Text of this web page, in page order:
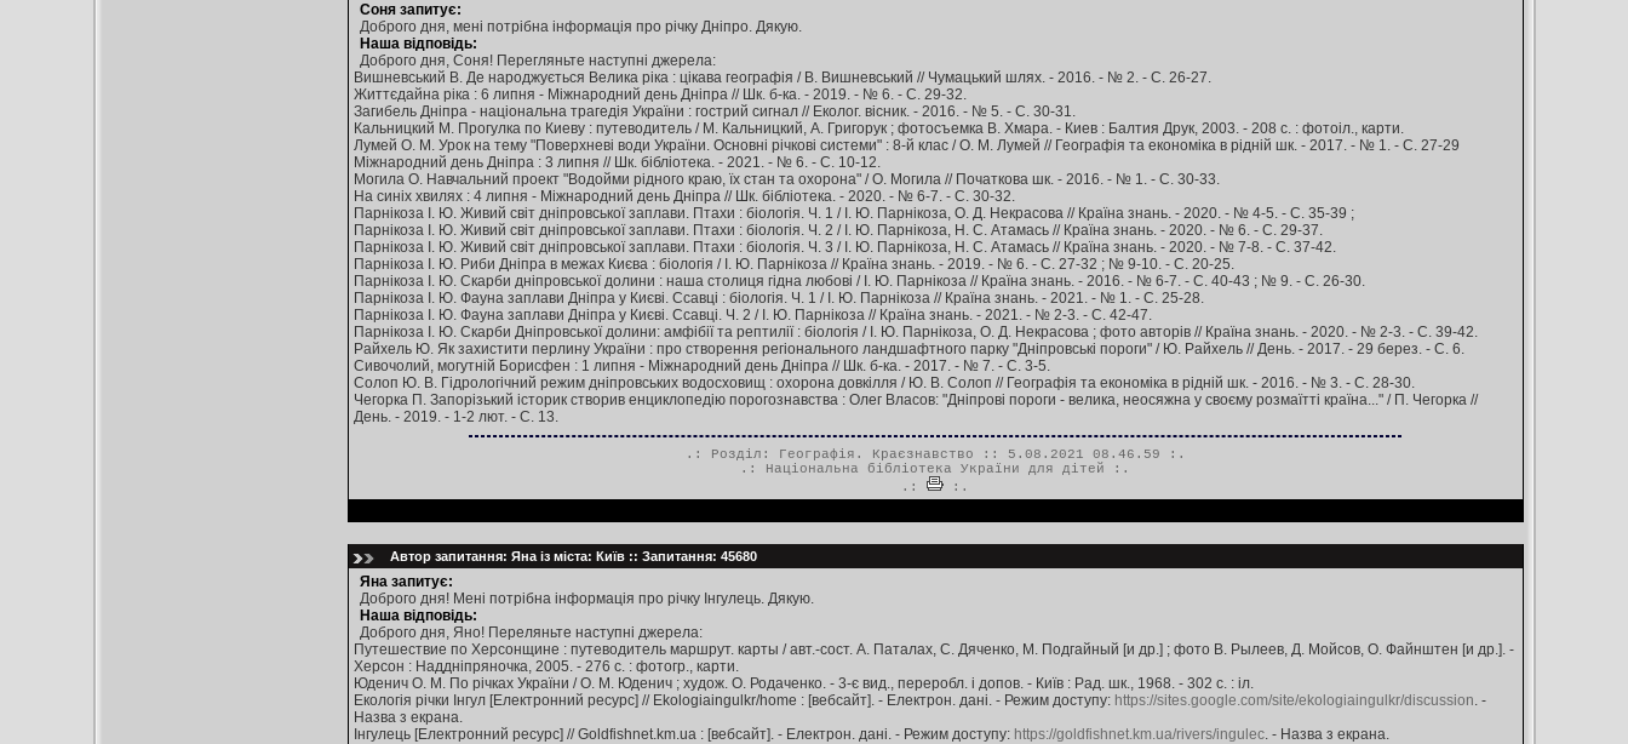
Соня запитує:
Доброго дня, мені потрібна інформація про річку Дніпро. Дякую.
Наша відповідь:
Доброго дня, Соня! Перегляньте наступні джерела:
Вишневський В. Де народжується Велика ріка : цікава географія / В. Вишневський // Чумацький шлях. - 2016. - № 2. - С. 26-27.
Життєдайна ріка : 6 липня - Міжнародний день Дніпра // Шк. б-ка. - 2019. - № 6. - С. 29-32.
Загибель Дніпра - національна трагедія України : гострий сигнал // Еколог. вісник. - 2016. - № 5. - С. 30-31.
Кальницкий М. Прогулка по Киеву : путеводитель / М. Кальницкий, А. Григорук ; фотосъемка В. Хмара. - Киев : Балтия Друк, 2003. - 208 c. : фотоіл., карти.
Лумей О. М. Урок на тему "Поверхневі води України. Основні річкові системи" : 8-й клас / О. М. Лумей // Географія та економіка в рідній шк. - 2017. - № 1. - С. 27-29
Міжнародний день Дніпра : 3 липня // Шк. бібліотека. - 2021. - № 6. - С. 10-12.
Могила О. Навчальний проект "Водойми рідного краю, їх стан та охорона" / О. Могила // Початкова шк. - 2016. - № 1. - С. 30-33.
На синіх хвилях : 4 липня - Міжнародний день Дніпра // Шк. бібліотека. - 2020. - № 6-7. - С. 30-32.
Парнікоза І. Ю. Живий світ дніпровської заплави. Птахи : біологія. Ч. 1 / І. Ю. Парнікоза, О. Д. Некрасова // Країна знань. - 2020. - № 4-5. - С. 35-39 ;
Парнікоза І. Ю. Живий світ дніпровської заплави. Птахи : біологія. Ч. 2 / І. Ю. Парнікоза, Н. С. Атамась // Країна знань. - 2020. - № 6. - С. 29-37.
Парнікоза І. Ю. Живий світ дніпровської заплави. Птахи : біологія. Ч. 3 / І. Ю. Парнікоза, Н. С. Атамась // Країна знань. - 2020. - № 7-8. - С. 37-42.
Парнікоза І. Ю. Риби Дніпра в межах Києва : біологія / І. Ю. Парнікоза // Країна знань. - 2019. - № 6. - С. 27-32 ; № 9-10. - С. 20-25.
Парнікоза І. Ю. Скарби дніпровської долини : наша столиця гідна любові / І. Ю. Парнікоза // Країна знань. - 2016. - № 6-7. - С. 40-43 ; № 9. - С. 26-30.
Парнікоза І. Ю. Фауна заплави Дніпра у Києві. Ссавці : біологія. Ч. 1 / І. Ю. Парнікоза // Країна знань. - 2021. - № 1. - С. 25-28.
Парнікоза І. Ю. Фауна заплави Дніпра у Києві. Ссавці. Ч. 2 / І. Ю. Парнікоза // Країна знань. - 2021. - № 2-3. - С. 42-47.
Парнікоза І. Ю. Скарби Дніпровської долини: амфібії та рептилії : біологія / І. Ю. Парнікоза, О. Д. Некрасова ; фото авторів // Країна знань. - 2020. - № 2-3. - С. 39-42.
Райхель Ю. Як захистити перлину України : про створення регіонального ландшафтного парку "Дніпровські пороги" / Ю. Райхель // День. - 2017. - 29 берез. - С. 6.
Сивочолий, могутній Борисфен : 1 липня - Міжнародний день Дніпра // Шк. б-ка. - 2017. - № 7. - С. 3-5.
Солоп Ю. В. Гідрологічний режим дніпровських водосховищ : охорона довкілля / Ю. В. Солоп // Географія та економіка в рідній шк. - 2016. - № 3. - С. 28-30.
Чегорка П. Запорізький історик створив енциклопедію порогознавства : Олег Власов: "Дніпрові пороги - велика, неосяжна у своєму розмаїтті країна..." / П. Чегорка //
День. - 2019. - 1-2 лют. - С. 13.
.: Розділ: Географія. Краєзнавство :: 5.08.2021 08.46.59 :.
.: Національна бібліотека України для дітей :.
.:
:.
Автор запитання: Яна із міста: Київ :: Запитання: 45680
Яна запитує:
Доброго дня! Мені потрібна інформація про річку Інгулець. Дякую.
Наша відповідь:
Доброго дня, Яно! Переляньте наступні джерела:
Путешествие по Херсонщине : путеводитель маршрут. карты / авт.-сост. А. Паталах, С. Дяченко, М. Подгайный [и др.] ; фото В. Рылеев, Д. Мойсов, О. Файнштен [и др.]. -
Херсон : Наддніпряночка, 2005. - 276 с. : фотогр., карти.
Юденич О. М. По річках України / О. М. Юденич ; худож. О. Родаченко. - 3-є вид., переробл. і допов. - Київ : Рад. шк., 1968. - 302 c. : іл.
Екологія річки Інгул [Електронний ресурс] // Ekologiaingulkr/home : [вебсайт]. - Електрон. дані. - Режим доступу: https://sites.google.com/site/ekologiaingulkr/discussion. -
Назва з екрана.
Інгулець [Електронний ресурс] // Goldfishnet.km.ua : [вебсайт]. - Електрон. дані. - Режим доступу: https://goldfishnet.km.ua/rivers/ingulec. - Назва з екрана.